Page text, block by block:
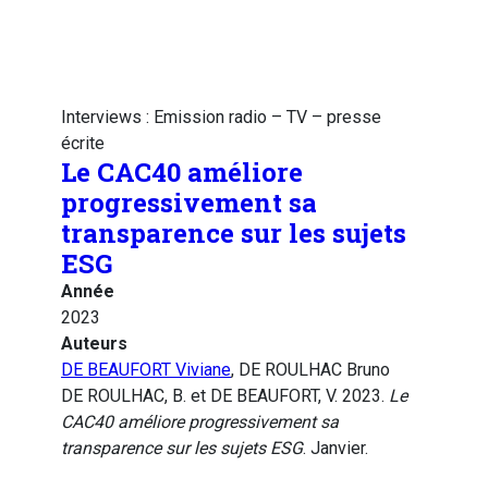
Interviews : Emission radio – TV – presse
écrite
Le CAC40 améliore
progressivement sa
transparence sur les sujets
ESG
Année
2023
Auteurs
DE BEAUFORT Viviane, DE ROULHAC Bruno
DE ROULHAC, B. et DE BEAUFORT, V. 2023. Le
CAC40 améliore progressivement sa
transparence sur les sujets ESG. Janvier.